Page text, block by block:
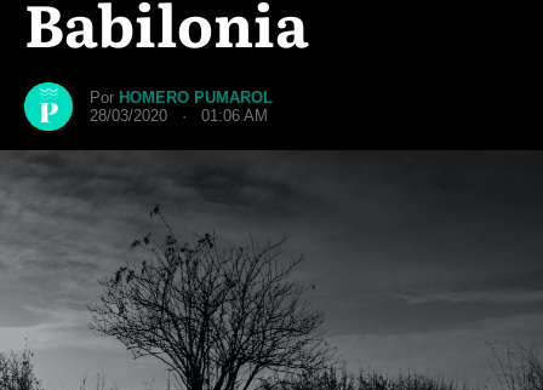
Babilonia
Por HOMERO PUMAROL
28/03/2020 · 01:06 AM